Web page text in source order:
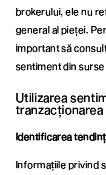
brokerului, ele nu
general al pieței.
important să
sentiment din
Utilizarea
tranzacționarea
Identificarea
Informațiile privind